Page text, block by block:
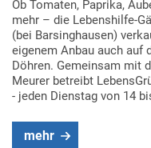
Ob Tomaten, Paprika,
mehr – die Lebenshilfe-
(bei Barsinghausen)
eigenem Anbau auch auf
Döhren. Gemeinsam mit
Meurer betreibt
- jeden Dienstag von 14
mehr